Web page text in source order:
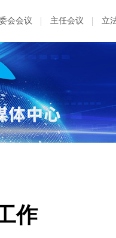
会会议 主任会议 立
作